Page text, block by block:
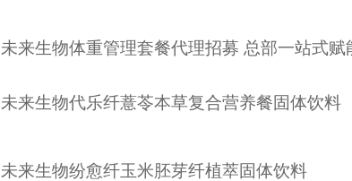
未来生物体重管理套餐代理招募 总部一站式赋
未来生物代乐纤薏苓本草复合营养餐固体饮料
未来生物纷愈纤玉米胚芽纤植萃固体饮料